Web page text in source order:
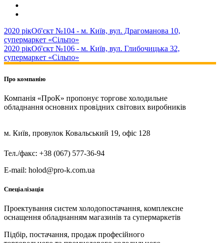
2020 рікОб'єкт №104 - м. Київ, вул. Драгоманова 10,
супермаркет «Сільпо»
2020 рікОб'єкт №106 - м. Київ, вул. Глибочицька 32,
супермаркет «Сільпо»
Про компанію
Компанія «ПроК» пропонує торгове холодильне
обладнання основних провідних світових виробників
м. Київ, провулок Ковальський 19, офіс 128
Тел./факс: +38 (067) 577-36-94
E-mail: holod@pro-k.com.ua
Спеціалізація
Проектування систем холодопостачання, комплексне
оснащення обладнанням магазинів та супермаркетів
Підбір, постачання, продаж професійного